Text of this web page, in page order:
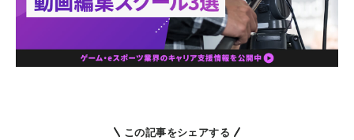
この記事をシェアする